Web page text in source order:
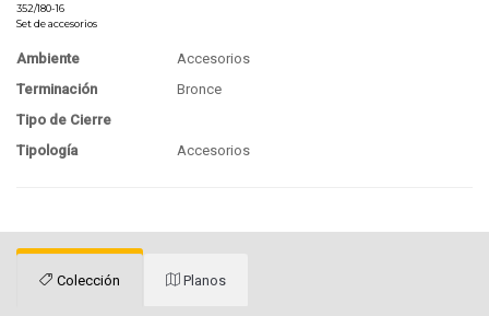
352/180-16
Set de accesorios
Ambiente
Accesorios
Terminación
Bronce
Tipo de Cierre
Tipología
Accesorios
Colección Planos